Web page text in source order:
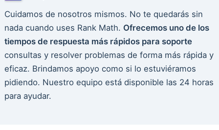
Cuidamos de nosotros mismos. No te quedarás sin
nada cuando uses Rank Math. Ofrecemos uno de los
tiempos de respuesta más rápidos para soporte
consultas y resolver problemas de forma más rápida y
eficaz. Brindamos apoyo como si lo estuviéramos
pidiendo. Nuestro equipo está disponible las 24 horas
para ayudar.